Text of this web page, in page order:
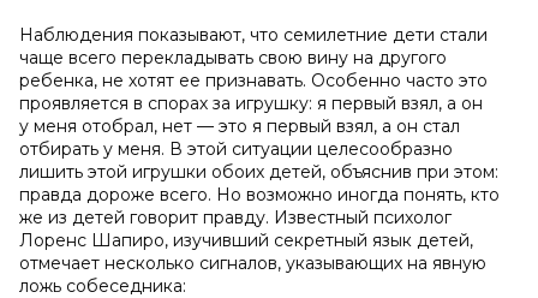
Наблюдения показывают, что семилетние дети стали
чаще всего перекладывать свою вину на другого
ребенка, не хотят ее признавать. Особенно часто это
проявляется в спорах за игрушку: я первый взял, а он
у меня отобрал, нет — это я первый взял, а он стал
отбирать у меня. В этой ситуации целесообразно
лишить этой игрушки обоих детей, объяснив при этом:
правда дороже всего. Но возможно иногда понять, кто
же из детей говорит правду. Известный психолог
Лоренс Шапиро, изучивший секретный язык детей,
отмечает несколько сигналов, указывающих на явную
ложь собеседника: